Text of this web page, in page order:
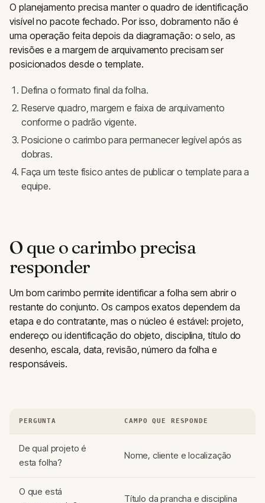
O planejamento precisa manter o quadro de identificação
visível no pacote fechado. Por isso, dobramento não é
uma operação feita depois da diagramação: o selo, as
revisões e a margem de arquivamento precisam ser
posicionados desde o template.
Defina o formato final da folha.
Reserve quadro, margem e faixa de arquivamento
conforme o padrão vigente.
Posicione o carimbo para permanecer legível após as
dobras.
Faça um teste físico antes de publicar o template para a
equipe.
O que o carimbo precisa
responder
Um bom carimbo permite identificar a folha sem abrir o
restante do conjunto. Os campos exatos dependem da
etapa e do contratante, mas o núcleo é estável: projeto,
endereço ou identificação do objeto, disciplina, título do
desenho, escala, data, revisão, número da folha e
responsáveis.
PERGUNTA CAMPO QUE RESPONDE
De qual projeto é
esta folha?
Nome, cliente e localização
O que está
Título da prancha e disciplina